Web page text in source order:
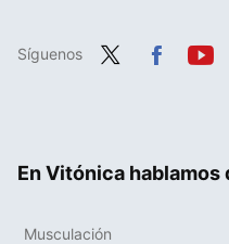
Síguenos
En Vitónica hablamos
Musculación